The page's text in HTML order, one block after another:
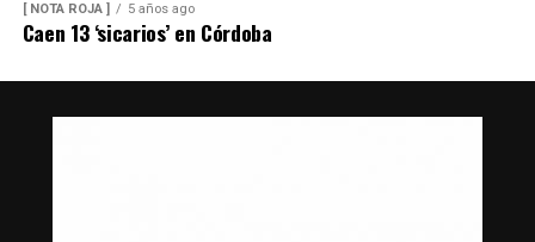
[ NOTA ROJA ] 5 años ago
Caen 13 ‘sicarios’ en Córdoba